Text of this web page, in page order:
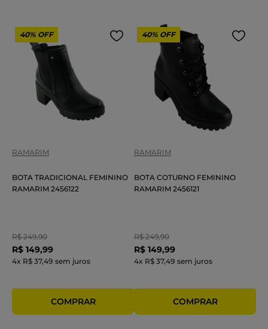
40% OFF
RAMARIM
BOTA TRADICIONAL FEMININO
RAMARIM 2456122
R$ 249,90
R$ 149,99
4x R$ 37,49 sem juros
40% OFF
RAMARIM
BOTA COTURNO FEMININO
RAMARIM 2456121
R$ 249,90
R$ 149,99
4x R$ 37,49 sem juros